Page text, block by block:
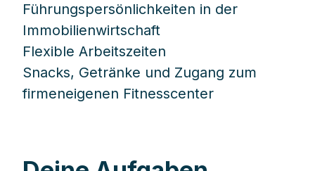
Führungspersönlichkeiten in der
Immobilienwirtschaft
Flexible Arbeitszeiten
Snacks, Getränke und Zugang zum
firmeneigenen Fitnesscenter